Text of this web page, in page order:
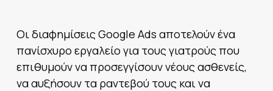
Οι διαφημίσεις Google Ads αποτελούν ένα
πανίσχυρο εργαλείο για τους γιατρούς που
επιθυμούν να προσεγγίσουν νέους ασθενείς,
να αυξήσουν τα ραντεβού τους και να